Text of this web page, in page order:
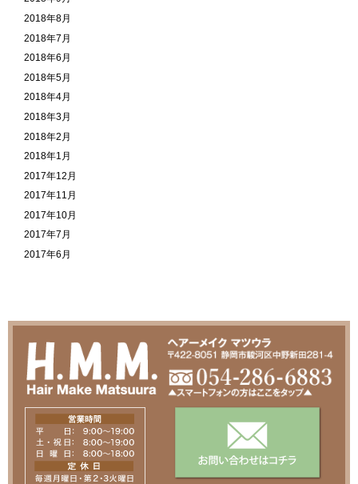
2018年8月
2018年7月
2018年6月
2018年5月
2018年4月
2018年3月
2018年2月
2018年1月
2017年12月
2017年11月
2017年10月
2017年7月
2017年6月